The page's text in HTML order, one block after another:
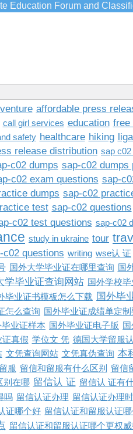
Education Forum and
affordable press
call girl services education free
safety healthcare hiking
release distribution sap
c02 dumps sap-c02 dumps
c02 exam questions sap-
dumps sap-c02
test sap-c02 questions
c02 test questions sap-c02
study in ukraine tour
c02 questions writing wse认 证
国外大学毕业证在哪里查询 国
学毕业证查询网站 国外学校
毕业证书模板怎么下载 国外毕
怎么查询
国外毕业证成绩单定
毕业证样本
国外毕业证电子版
证真假 学位文 凭 德国大学留服
文凭查询网站 文凭真伪查询 本
服 留信和留服有什么区别
留信
别在哪 留信认 证 留信认 证有
吗 留信认证办理 留信认证办理
证哪个好 留信认证和留服认证
留信认证和留服认证哪个更权